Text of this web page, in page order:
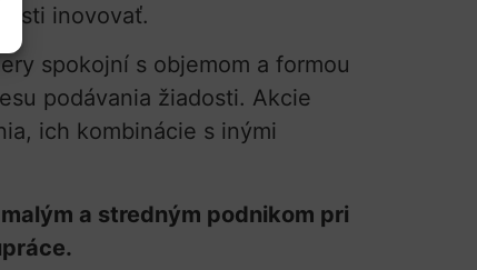
inovovať.
spokojní s objemom a formou
podávania žiadosti. Akcie
ich kombinácie s inými
a stredným podnikom pri